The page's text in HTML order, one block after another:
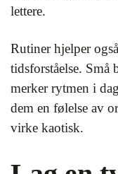
lettere.
Rutiner hjelper
tidsforståelse.
merker rytmen i
dem en følelse av
virke kaotisk.